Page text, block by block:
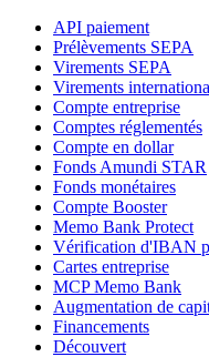
API paiement
Prélèvements SEPA
Virements SEPA
Virements
Compte entreprise
Comptes réglementés
Compte en dollar
Fonds Amundi STAR
Fonds monétaires
Compte Booster
Memo Bank Protect
Vérification d'IBAN
Cartes entreprise
MCP Memo Bank
Augmentation de
Financements
Découvert